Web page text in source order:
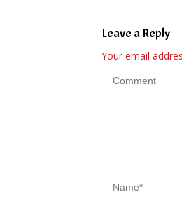
Leave a Reply
Your email